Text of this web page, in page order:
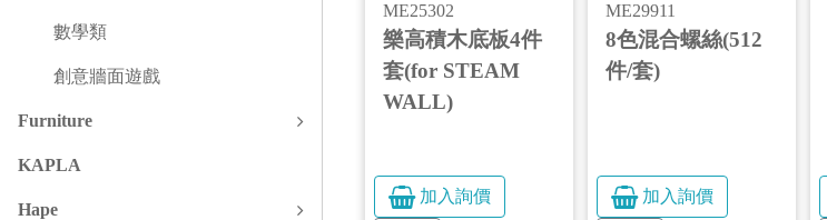
數學類
創意牆面遊戲
Furniture
KAPLA
Hape
ME25302
樂高積木底板4件
套(for STEAM
WALL)
加入詢價
ME29911
8色混合螺絲(512
件/套)
加入詢價